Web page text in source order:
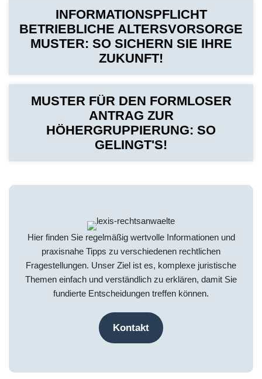
INFORMATIONSPFLICHT
BETRIEBLICHE ALTERSVORSORGE
MUSTER: SO SICHERN SIE IHRE
ZUKUNFT!
MUSTER FÜR DEN FORMLOSER
ANTRAG ZUR
HÖHERGRUPPIERUNG: SO
GELINGT'S!
Hier finden Sie regelmäßig wertvolle Informationen und
praxisnahe Tipps zu verschiedenen rechtlichen
Fragestellungen. Unser Ziel ist es, komplexe juristische
Themen einfach und verständlich zu erklären, damit Sie
fundierte Entscheidungen treffen können.
Kontakt